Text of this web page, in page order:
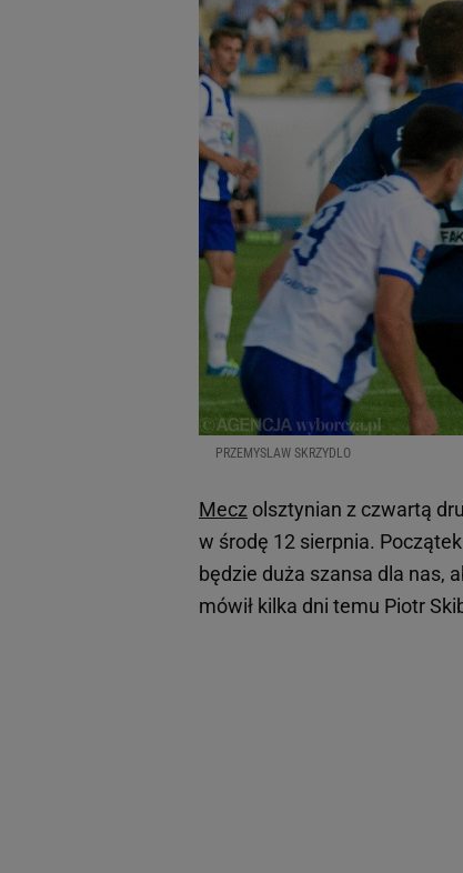
PRZEMYSLAW SKRZYDLO
Mecz olsztynian z czwartą
w środę 12 sierpnia.
będzie duża szansa dla nas,
mówił kilka dni temu Piotr